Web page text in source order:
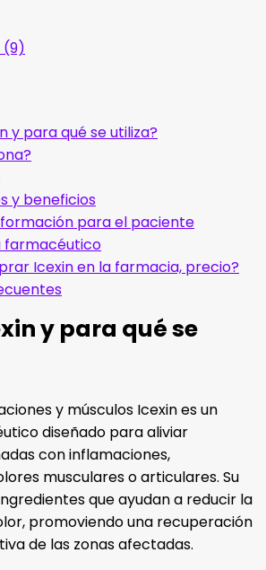
(9)
y para qué se utiliza?
y beneficios
para el paciente
farmacéutico
Icexin en la farmacia, precio?
y para qué se
y músculos Icexin es un
diseñado para aliviar
con inflamaciones,
musculares o articulares. Su
que ayudan a reducir la
promoviendo una recuperación
de las zonas afectadas.